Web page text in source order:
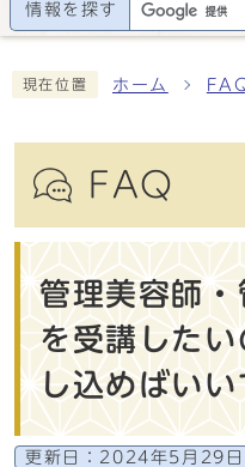
情報を探す
現在位置 ホーム
FAQ
管理美容師
を受講した
し込めばい
更新日： 2024年5月29日